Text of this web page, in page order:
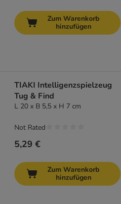
Zum Warenkorb
hinzufügen
TIAKI Intelligenzspielzeug
Tug & Find
L 20 x B 5,5 x H 7 cm
5,29 €
Not Rated
Zum Warenkorb
hinzufügen